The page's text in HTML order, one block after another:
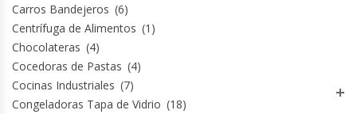
Shawarmas
Sin Categoría
Sobadoras
Carros Bandejeros (6)
Centrífuga de Alimentos (1)
Chocolateras (4)
Cocedoras de Pastas (4)
Cocinas Industriales (7)
Congeladoras Tapa de Vidrio (18)